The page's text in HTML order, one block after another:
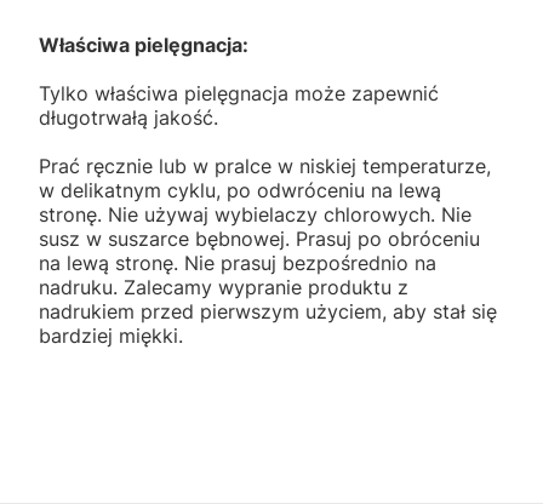
Właściwa pielęgnacja:
Tylko właściwa pielęgnacja może zapewnić
długotrwałą jakość.
Prać ręcznie lub w pralce w niskiej temperaturze,
w delikatnym cyklu, po odwróceniu na lewą
stronę. Nie używaj wybielaczy chlorowych. Nie
susz w suszarce bębnowej. Prasuj po obróceniu
na lewą stronę. Nie prasuj bezpośrednio na
nadruku. Zalecamy wypranie produktu z
nadrukiem przed pierwszym użyciem, aby stał się
bardziej miękki.